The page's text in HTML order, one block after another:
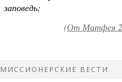
МИССИОНЕРСКИЕ ВЕСТИ